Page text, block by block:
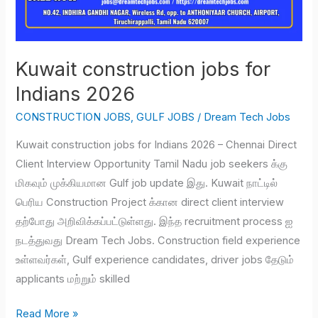
Kuwait construction jobs for
Indians 2026
CONSTRUCTION JOBS,GULF JOBS / Dream Tech Jobs
Kuwait construction jobs for Indians 2026 – Chennai Direct
Client Interview Opportunity Tamil Nadu job seekers க்கு
மிகவும் முக்கியமான Gulf job update இது. Kuwait நாட்டில்
பெரிய Construction Project க்கான direct client interview
தற்போது அறிவிக்கப்பட்டுள்ளது. இந்த recruitment process ஐ
நடத்துவது Dream Tech Jobs. Construction field experience
உள்ளவர்கள், Gulf experience candidates, driver jobs தேடும்
applicants மற்றும் skilled
Read More »